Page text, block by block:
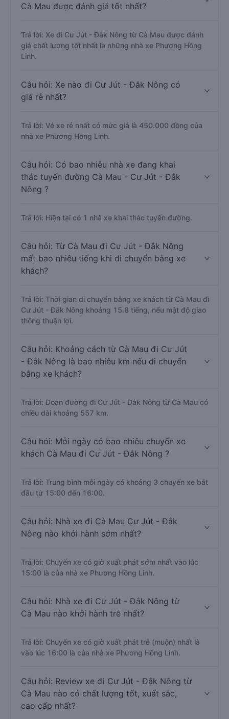
Cà Mau được đánh giá tốt nhất?
Trả lời: Xe đi Cư Jút - Đắk Nông từ Cà Mau được đánh
giá chất lượng tốt nhất là những nhà xe Phương Hồng
Linh.
Câu hỏi: Xe nào đi Cư Jút - Đắk Nông có
giá rẻ nhất?
Trả lời: Vé xe rẻ nhất có mức giá là 450.000 đồng của
nhà xe Phương Hồng Linh.
Câu hỏi: Có bao nhiêu nhà xe đang khai
thác tuyến đường Cà Mau - Cư Jút - Đắk
Nông ?
Trả lời: Hiện tại có 1 nhà xe khai thác tuyến đường.
Câu hỏi: Từ Cà Mau đi Cư Jút - Đắk Nông
mất bao nhiêu tiếng khi di chuyển bằng xe
khách?
Trả lời: Thời gian di chuyển bằng xe khách từ Cà Mau đi
Cư Jút - Đắk Nông khoảng 15.8 tiếng, nếu mật độ giao
thông thuận lợi.
Câu hỏi: Khoảng cách từ Cà Mau đi Cư Jút
- Đắk Nông là bao nhiêu km nếu di chuyển
bằng xe khách?
Trả lời: Đoạn đường đi Cư Jút - Đắk Nông từ Cà Mau có
chiều dài khoảng 557 km.
Câu hỏi: Mỗi ngày có bao nhiêu chuyến xe
khách Cà Mau đi Cư Jút - Đắk Nông ?
Trả lời: Trung bình mỗi ngày có khoảng 3 chuyến xe bắt
đầu từ 15:00 đến 16:00.
Câu hỏi: Nhà xe đi Cà Mau Cư Jút - Đắk
Nông nào khởi hành sớm nhất?
Trả lời: Chuyến xe có giờ xuất phát sớm nhất vào lúc
15:00 là của nhà xe Phương Hồng Linh.
Câu hỏi: Nhà xe đi Cư Jút - Đắk Nông từ
Cà Mau nào khởi hành trễ nhất?
Trả lời: Chuyến xe có giờ xuất phát trễ (muộn) nhất là
vào lúc 16:00 là của nhà xe Phương Hồng Linh.
Câu hỏi: Review xe đi Cư Jút - Đắk Nông từ
Cà Mau nào có chất lượng tốt, xuất sắc,
cao cấp nhất?